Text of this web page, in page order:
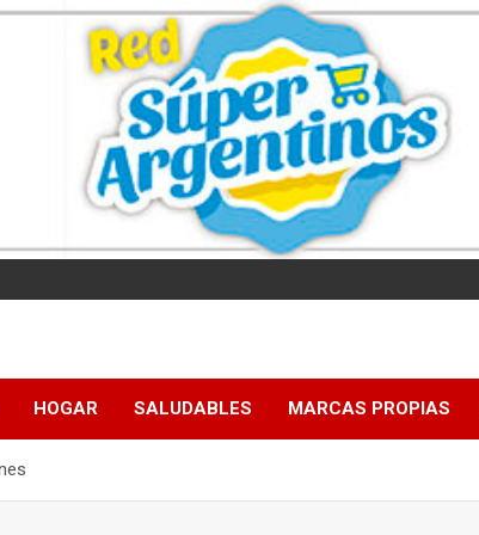
HOGAR SALUDABLES MARCAS PROPIAS